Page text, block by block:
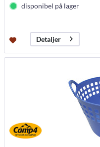
disponibel på lager
Detaljer